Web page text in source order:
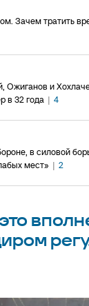
Зачем тратить
и
в 32 года | 4
в силовой
мест» | 2